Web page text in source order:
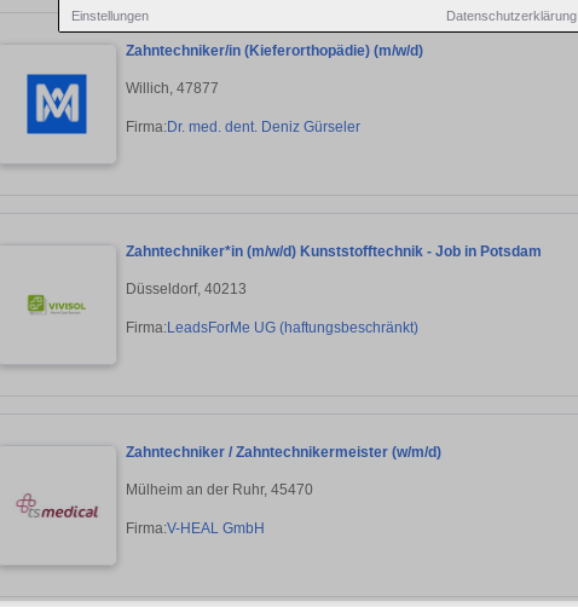
Einstellungen Datenschutzerklärung
Zahntechniker/in (Kieferorthopädie) (m/w/d)
Willich, 47877
Firma:Dr. med. dent. Deniz Gürseler
Zahntechniker*in (m/w/d) Kunststofftechnik - Job in Potsdam
Düsseldorf, 40213
Firma:LeadsForMe UG (haftungsbeschränkt)
Zahntechniker / Zahntechnikermeister (w/m/d)
Mülheim an der Ruhr, 45470
Firma:V-HEAL GmbH